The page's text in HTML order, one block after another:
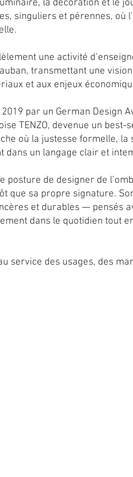
la décoration et le
singuliers et pérennes, où
une activité
transmettant une
et aux enjeux
par un German Design
TENZO, devenue un best-
où la justesse formelle,
dans un langage clair et
posture de designer de
que sa propre signature.
et durables — pensés
dans le quotidien tout
service des usages, des